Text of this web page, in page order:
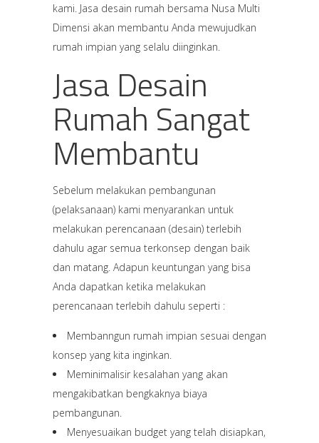
kami. Jasa desain rumah bersama Nusa Multi
Dimensi akan membantu Anda mewujudkan
rumah impian yang selalu diinginkan.
Jasa Desain
Rumah Sangat
Membantu
Sebelum melakukan pembangunan
(pelaksanaan) kami menyarankan untuk
melakukan perencanaan (desain) terlebih
dahulu agar semua terkonsep dengan baik
dan matang. Adapun keuntungan yang bisa
Anda dapatkan ketika melakukan
perencanaan terlebih dahulu seperti :
Membanngun rumah impian sesuai dengan
konsep yang kita inginkan.
Meminimalisir kesalahan yang akan
mengakibatkan bengkaknya biaya
pembangunan.
Menyesuaikan budget yang telah disiapkan,